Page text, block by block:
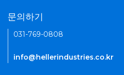
문의하기
031-769-0808
info@hellerindustries.co.kr